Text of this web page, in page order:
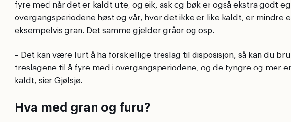
fyre med når det er kaldt ute, og eik, ask og bøk er også ekstra godt
overgangsperiodene høst og vår, hvor det ikke er like kaldt, er mindre
eksempelvis gran. Det samme gjelder gråor og osp.
– Det kan være lurt å ha forskjellige treslag til disposisjon, så kan du
treslagene til å fyre med i overgangsperiodene, og de tyngre og mer
kaldt, sier Gjølsjø.
Hva med gran og furu?